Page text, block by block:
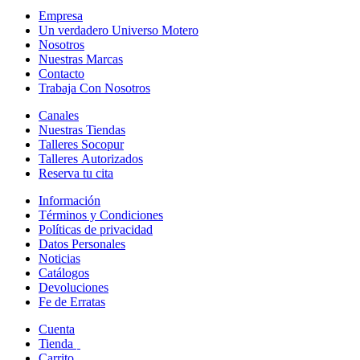
Empresa
Un verdadero Universo Motero
Nosotros
Nuestras Marcas
Contacto
Trabaja Con Nosotros
Canales
Nuestras Tiendas
Talleres Socopur
Talleres Autorizados
Reserva tu cita
Información
Términos y Condiciones
Políticas de privacidad
Datos Personales
Noticias
Catálogos
Devoluciones
Fe de Erratas
Cuenta
Tienda